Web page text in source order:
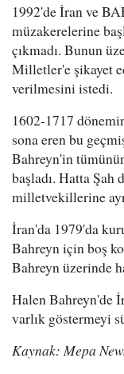
1992'de İran ve
müzakerelerine
çıkmadı. Bunun
Milletler'e şikayet
verilmesini istedi.
1602-1717
sona eren bu
Bahreyn'in
başladı. Hatta
milletvekillerine
İran'da 1979'da
Bahreyn için boş
Bahreyn üzerinde
Halen Bahreyn'de
varlık göstermeyi
Kaynak: Mepa